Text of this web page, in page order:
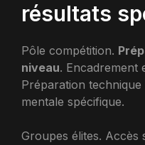
résultats
Pôle compétition.
niveau. Encadrement
Préparation
mentale spécifique.
Groupes élites. Accès